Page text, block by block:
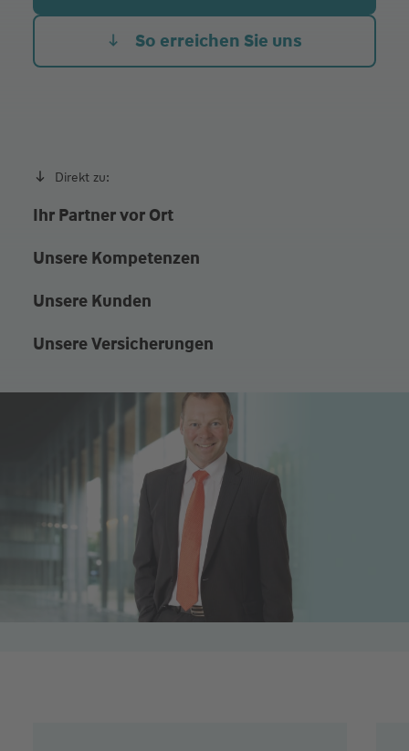
09:00 - 12:00
sowie nach Vereinbarung
So erreichen Sie uns
Direkt zu:
Ihr Partner vor Ort
Unsere Kompetenzen
Unsere Kunden
Unsere Versicherungen